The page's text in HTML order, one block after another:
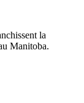
la
Manitoba.